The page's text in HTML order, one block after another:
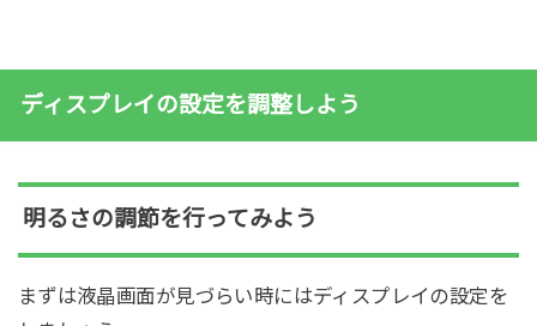
ディスプレイの設定を調整しよう
明るさの調節を行ってみよう
まずは液晶画面が見づらい時にはディスプレイの設定を